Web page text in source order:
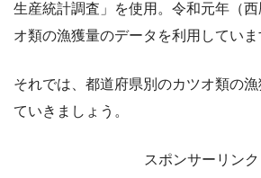
生産統計調査」を使用。令和元年（
オ類の漁獲量のデータを利用していま
それでは、都道府県別のカツオ類の
ていきましょう。
スポンサーリンク